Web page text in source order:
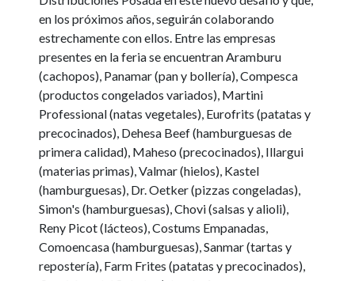
en los próximos años, seguirán colaborando
estrechamente con ellos. Entre las empresas
presentes en la feria se encuentran Aramburu
(cachopos), Panamar (pan y bollería), Compesca
(productos congelados variados), Martini
Professional (natas vegetales), Eurofrits (patatas y
precocinados), Dehesa Beef (hamburguesas de
primera calidad), Maheso (precocinados), Illargui
(materias primas), Valmar (hielos), Kastel
(hamburguesas), Dr. Oetker (pizzas congeladas),
Simon's (hamburguesas), Chovi (salsas y alioli),
Reny Picot (lácteos), Costums Empanadas,
Comoencasa (hamburguesas), Sanmar (tartas y
repostería), Farm Frites (patatas y precocinados),